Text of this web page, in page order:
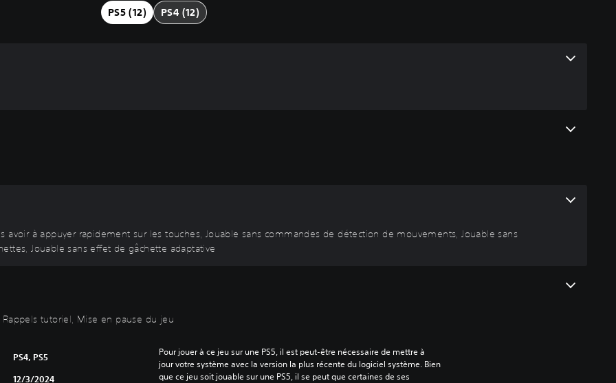
PS5 (12) PS4 (12)
avoir à appuyer rapidement sur les touches, Jouable sans commandes de détection de mouvements, Jouable sans
Jouable sans effet de gâchette adaptative
tutoriel, Mise en pause du jeu
PS4, PS5
12/3/2024
Pour jouer à ce jeu sur une PS5, il est peut-être nécessaire de mettre à
jour votre système avec la version la plus récente du logiciel système. Bien
que ce jeu soit jouable sur une PS5, il se peut que certaines de ses